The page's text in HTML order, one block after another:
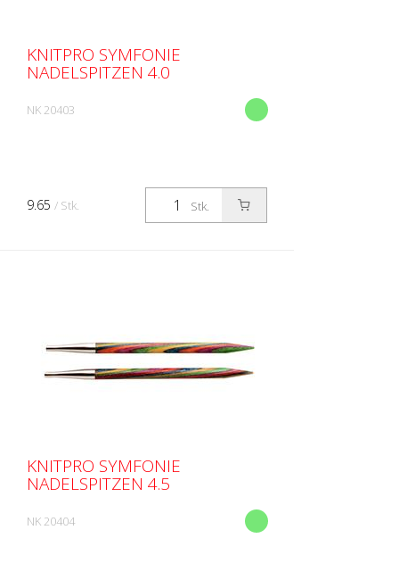
KNITPRO SYMFONIE
NADELSPITZEN 4.0
NK 20403
Stk.
9.65 / Stk.
KNITPRO SYMFONIE
NADELSPITZEN 4.5
NK 20404